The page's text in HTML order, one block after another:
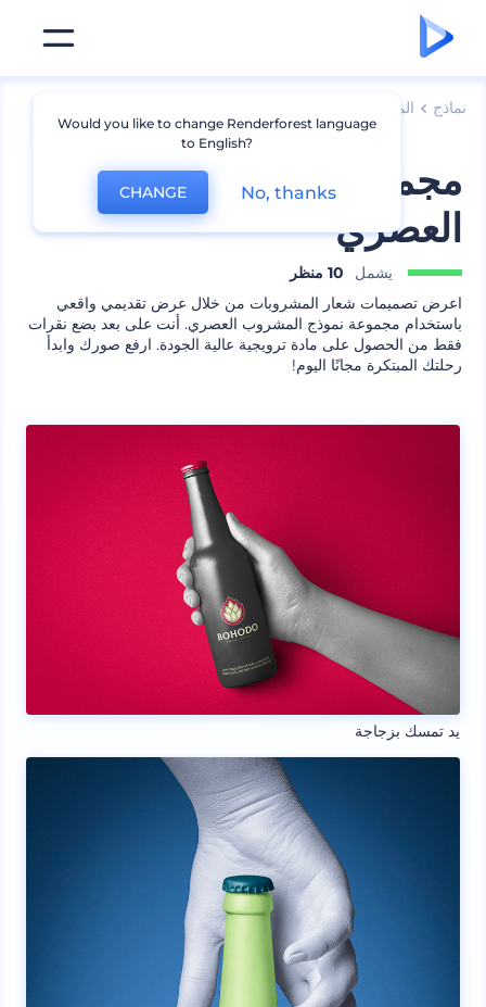
نماذج المنتجات
مجموعة نموذج المشروب
العصري
يشمل
10 منظر
اعرض تصميمات شعار المشروبات من خلال عرض تقديمي واقعي
باستخدام مجموعة نموذج المشروب العصري. أنت على بعد بضع نقرات
فقط من الحصول على مادة ترويجية عالية الجودة. ارفع صورك وابدأ
رحلتك المبتكرة مجانًا اليوم!
يد تمسك بزجاجة
Would you like to change Renderforest language
to English?
CHANGE No, thanks